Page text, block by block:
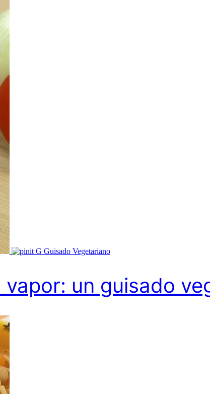
G Guisado Vegetariano
un guisado